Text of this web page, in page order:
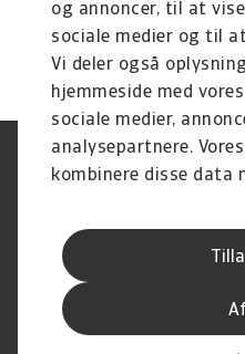
og annoncer, til at
sociale medier og til
Vi deler også
hjemmeside med
sociale medier,
analysepartnere.
kombinere disse data
fra din brug af deres
Vis
Visning4
Legal Notice
Driftstatus
Whistleblowing